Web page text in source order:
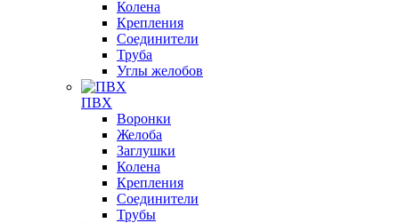
Колена
Крепления
Соединители
Труба
Углы желобов
ПВХ
Воронки
Желоба
Заглушки
Колена
Крепления
Соединители
Трубы